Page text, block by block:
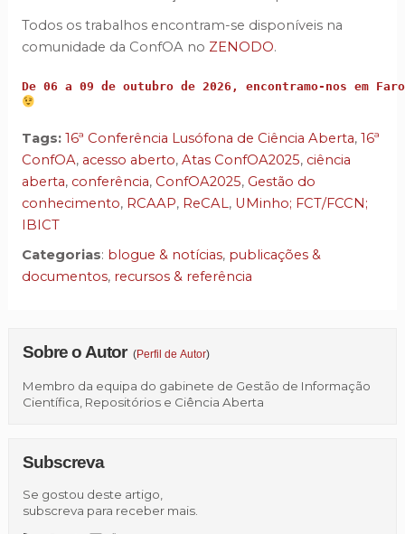
Todos os trabalhos encontram-se disponíveis na
comunidade da ConfOA no ZENODO.
De 06 a 09 de outubro de 2026, encontramo-nos em
Tags: 16ª Conferência Lusófona de Ciência Aberta, 16ª
ConfOA, acesso aberto, Atas ConfOA2025, ciência
aberta, conferência, ConfOA2025, Gestão do
conhecimento, RCAAP, ReCAL, UMinho; FCT/FCCN;
IBICT
Categorias: blogue & notícias, publicações &
documentos, recursos & referência
Sobre o Autor (Perfil de Autor)
Membro da equipa do gabinete de Gestão de Informação
Científica, Repositórios e Ciência Aberta
Subscreva
Se gostou deste artigo,
subscreva para receber mais.